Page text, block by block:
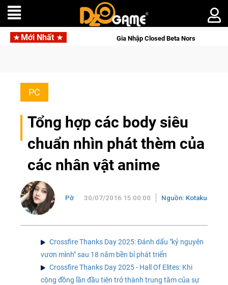
Mới Nhất
Gia Nhập Closed Beta Norse Saga: Cửu Giới Thức Tỉnh, Săn DJI Osmo
PC
Tổng hợp các body siêu
chuẩn nhìn phát thèm của
các nhân vật anime
Pờ 30/07/2016 15:00:00 Nguồn: Kotaku
Crossfire Thanks Day 2025: Đánh dấu "kỷ nguyên
vươn mình" sau 18 năm bền bỉ phát triển
Crossfire Thanks Day 2025 - Hall Of Elites: Khi
cộng đồng lần đầu tiên trở thành trung tâm của sự